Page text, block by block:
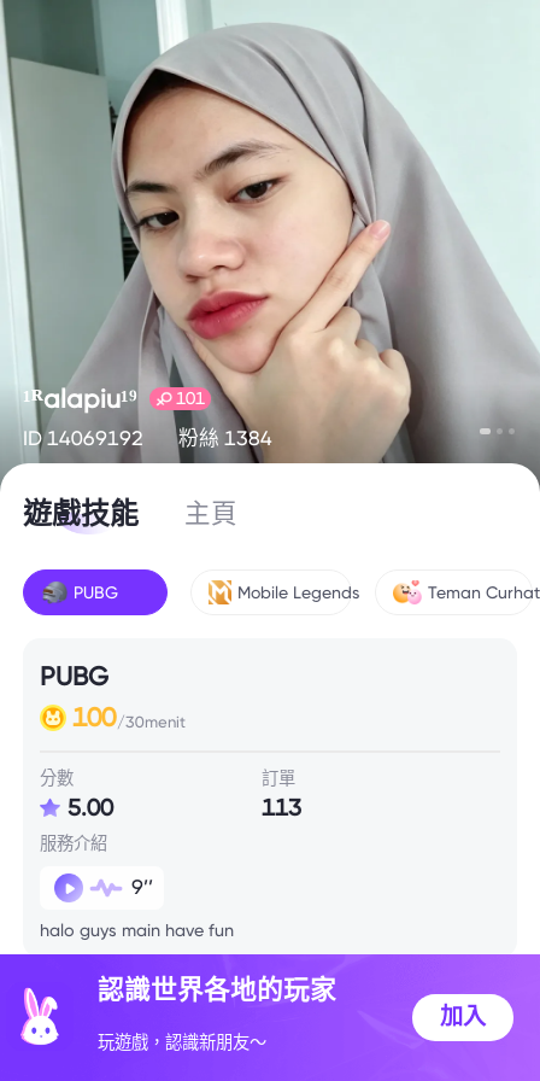
¹ᴿalapiu¹⁹ 101
ID 14069192 粉絲 1384
遊戲技能 主頁
PUBG Mobile Legends Teman Curhat
PUBG
100/30menit
分數
5.00
訂單
113
服務介紹
9’’
halo guys main have fun
技能信息
認識世界各地的玩家
玩遊戲，認識新朋友～
加入